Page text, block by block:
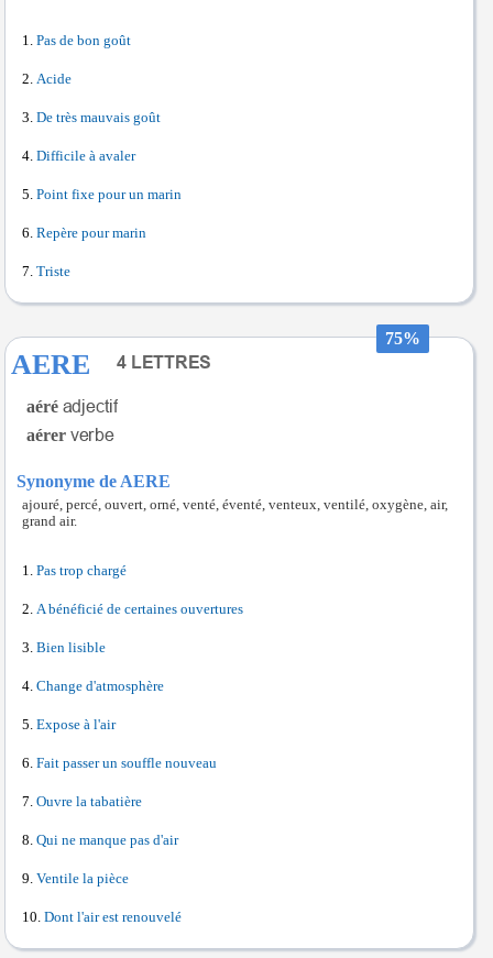
Pas de bon goût
Acide
De très mauvais goût
Difficile à avaler
Point fixe pour un marin
Repère pour marin
Triste
75%
AERE
aéré
aérer
Synonyme de AERE
ajouré, percé, ouvert, orné, venté, éventé, venteux, ventilé, oxygène, air,
grand air.
Pas trop chargé
A bénéficié de certaines ouvertures
Bien lisible
Change d'atmosphère
Expose à l'air
Fait passer un souffle nouveau
Ouvre la tabatière
Qui ne manque pas d'air
Ventile la pièce
Dont l'air est renouvelé